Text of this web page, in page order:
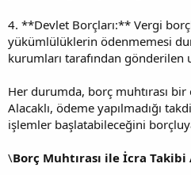
4. **Devlet Borçları:** Vergi
yükümlülüklerin ödenmemesi
kurumları tarafından gönderilen
Her durumda, borç muhtırası bir
Alacaklı, ödeme yapılmadığı
işlemler başlatabileceğini
\Borç Muhtırası ile İcra